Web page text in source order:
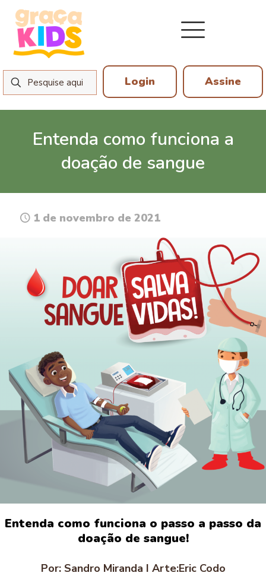
Login Assine
Entenda como funciona a
doação de sangue
1 de novembro de 2021
Entenda como funciona o passo a passo da
doação de sangue!
Por: Sandro Miranda I Arte:Eric Codo